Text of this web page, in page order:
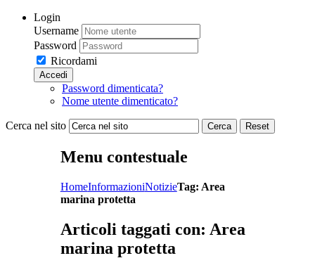
Login
Username
Password
Ricordami
Accedi
Password dimenticata?
Nome utente dimenticato?
Cerca nel sito Cerca Reset
Menu contestuale
HomeInformazioniNotizieTag: Area
marina protetta
Articoli taggati con: Area
marina protetta